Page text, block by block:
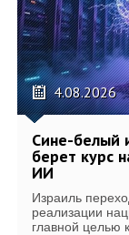
4.08.2026
Сине-белый
берет курс
ИИ
Израиль
реализации
главной целью